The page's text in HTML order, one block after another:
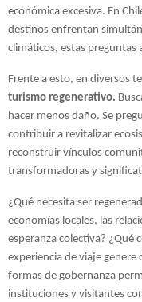
económica excesiva. En
destinos enfrentan
climáticos, estas preguntas
turismo regenerativo.
hacer menos daño. Se
contribuir a revitalizar
reconstruir vínculos
transformadoras y
¿Qué necesita ser
economías locales, las
esperanza colectiva? ¿Qué
experiencia de viaje
formas de gobernanza
instituciones y visitantes